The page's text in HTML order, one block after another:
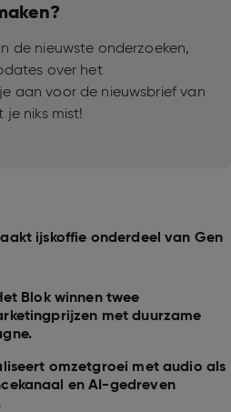
de nieuwste onderzoeken,
over het
aan voor de nieuwsbrief van
niks mist!
ijskoffie onderdeel van Gen
Blok winnen twee
met duurzame
omzetgroei met audio als
en AI-gedreven